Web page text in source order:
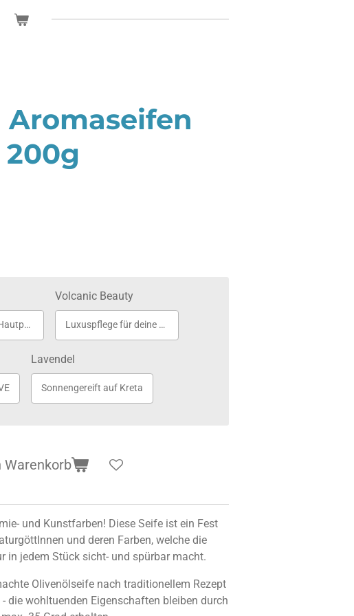
Aromaseifen
Volcanic Beauty
Luxuspflege für deine Haut
Lavendel
Sonnengereift auf Kreta
Warenkorb
und Kunstfarben! Diese Seife ist ein Fest
und deren Farben, welche die
in jedem Stück sicht- und spürbar macht.
Olivenölseife nach traditionellem Rezept
die wohltuenden Eigenschaften bleiben durch